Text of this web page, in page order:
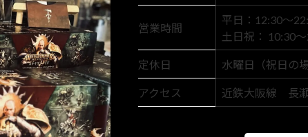
営業時間
平日：12:30～
土日祝： 10:30
定休日 水曜日（祝日の
アクセス 近鉄大阪線 長